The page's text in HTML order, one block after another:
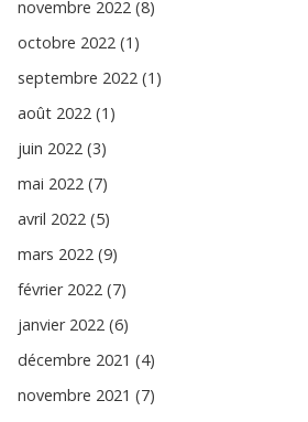
novembre 2022 (8)
octobre 2022 (1)
septembre 2022 (1)
août 2022 (1)
juin 2022 (3)
mai 2022 (7)
avril 2022 (5)
mars 2022 (9)
février 2022 (7)
janvier 2022 (6)
décembre 2021 (4)
novembre 2021 (7)